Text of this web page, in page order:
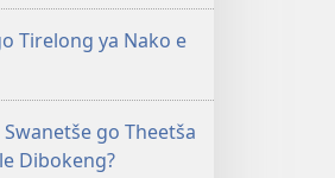
Tirelong ya Nako e
Swanetše go Theetša
Dibokeng?